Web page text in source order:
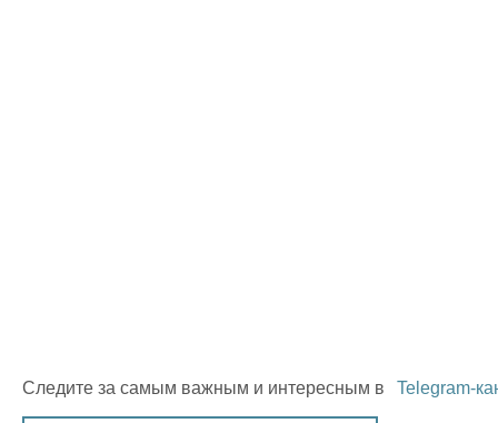
Следите за самым важным и интересным в Telegram-